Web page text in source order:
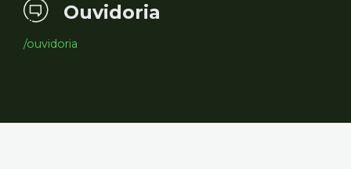
Ouvidoria
/ouvidoria